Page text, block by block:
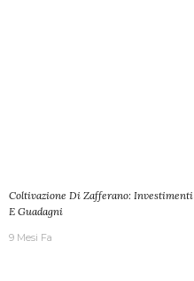
Coltivazione Di Zafferano: Investimenti
E Guadagni
9 Mesi Fa